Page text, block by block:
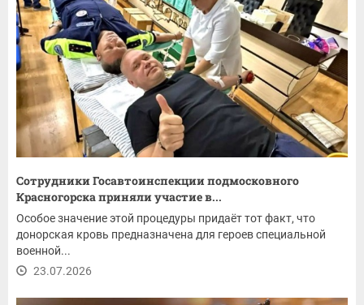
Сотрудники Госавтоинспекции подмосковного
Красногорска приняли участие в...
Особое значение этой процедуры придаёт тот факт, что
донорская кровь предназначена для героев специальной
военной...
23.07.2026